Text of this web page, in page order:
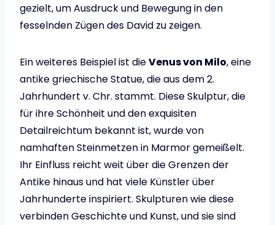
gezielt, um Ausdruck und Bewegung in den
fesselnden Zügen des David zu zeigen.
Ein weiteres Beispiel ist dieVenus von Milo, eine
antike griechische Statue, die aus dem 2.
Jahrhundert v. Chr. stammt. Diese Skulptur, die
für ihre Schönheit und den exquisiten
Detailreichtum bekannt ist, wurde von
namhaften Steinmetzen in Marmor gemeißelt.
Ihr Einfluss reicht weit über die Grenzen der
Antike hinaus und hat viele Künstler über
Jahrhunderte inspiriert. Skulpturen wie diese
verbinden Geschichte und Kunst, und sie sind